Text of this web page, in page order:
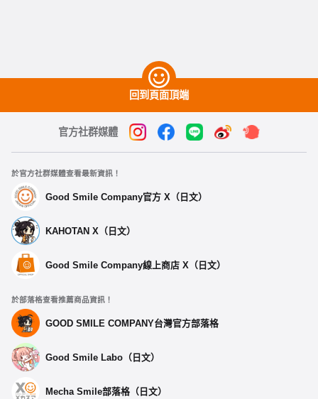
回到頁面頂端
官方社群媒體
於官方社群媒體查看最新資訊！
Good Smile Company官方 X（日文）
KAHOTAN X（日文）
Good Smile Company線上商店 X（日文）
於部落格查看推薦商品資訊！
GOOD SMILE COMPANY台灣官方部落格
Good Smile Labo（日文）
Mecha Smile部落格（日文）